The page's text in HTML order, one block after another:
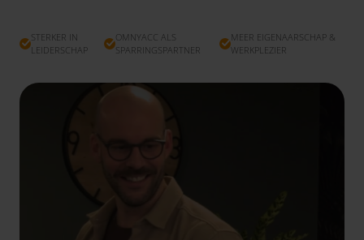
STERKER IN
LEIDERSCHAP
OMNYACC ALS
SPARRINGSPARTNER
MEER EIGENAARSCHAP &
WERKPLEZIER